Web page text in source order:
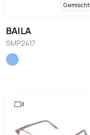
Gemischt
BAILA
SMP2417